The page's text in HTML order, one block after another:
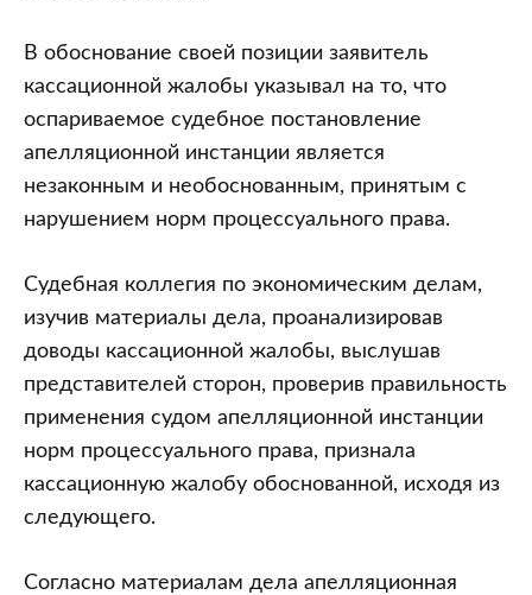
В обоснование своей позиции заявитель
кассационной жалобы указывал на то, что
оспариваемое судебное постановление
апелляционной инстанции является
незаконным и необоснованным, принятым с
нарушением норм процессуального права.
Судебная коллегия по экономическим делам,
изучив материалы дела, проанализировав
доводы кассационной жалобы, выслушав
представителей сторон, проверив правильность
применения судом апелляционной инстанции
норм процессуального права, признала
кассационную жалобу обоснованной, исходя из
следующего.
Согласно материалам дела апелляционная